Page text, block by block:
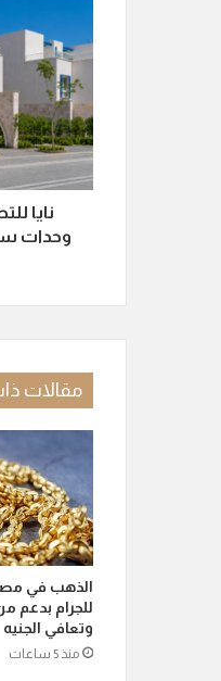
نايا
وحدات
مقالات
للجرام بدعم
وتعافي الجنيه
منذ 5 ساعات